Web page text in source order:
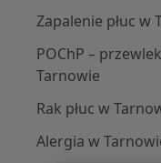
Zapalenie płuc w
POChP –
Tarnowie
Rak płuc w
Alergia w